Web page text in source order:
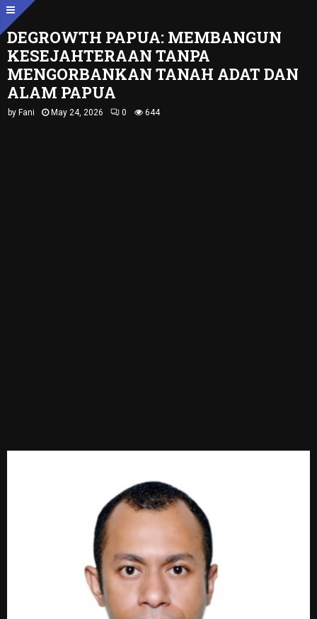
DEGROWTH PAPUA: MEMBANGUN
KESEJAHTERAAN TANPA
MENGORBANKAN TANAH ADAT DAN
ALAM PAPUA
by Fani May 24, 2026 0 644